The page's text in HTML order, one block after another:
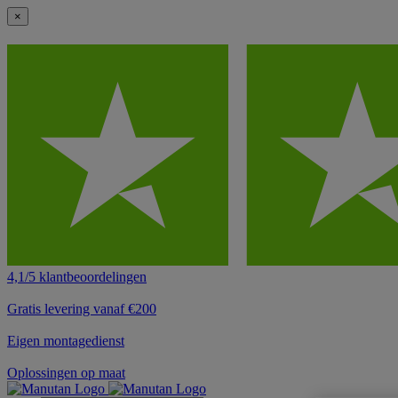
×
4,1/5 klantbeoordelingen
Gratis levering vanaf €200
Eigen montagedienst
Oplossingen op maat